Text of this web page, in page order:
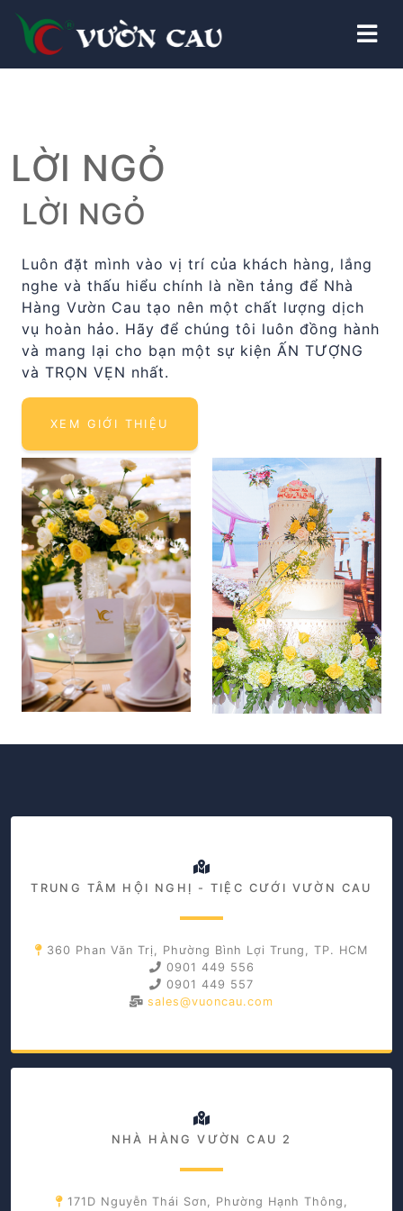
LỜI NGỎ
LỜI NGỎ
Luôn đặt mình vào vị trí của khách hàng, lắng
nghe và thấu hiểu chính là nền tảng để Nhà
Hàng Vườn Cau tạo nên một chất lượng dịch
vụ hoàn hảo. Hãy để chúng tôi luôn đồng hành
và mang lại cho bạn một sự kiện ẤN TƯỢNG
và TRỌN VẸN nhất.
XEM GIỚI THIỆU
TRUNG TÂM HỘI NGHỊ - TIỆC CƯỚI VƯỜN CAU
360 Phan Văn Trị, Phường Bình Lợi Trung, TP. HCM
0901 449 556
0901 449 557
sales@vuoncau.com
NHÀ HÀNG VƯỜN CAU 2
171D Nguyễn Thái Sơn, Phường Hạnh Thông,